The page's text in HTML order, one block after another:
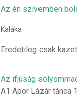
Az én szívemben
Kaláka
Eredetileg csak
Az ifjúság
A1 Apor Lázár tánca